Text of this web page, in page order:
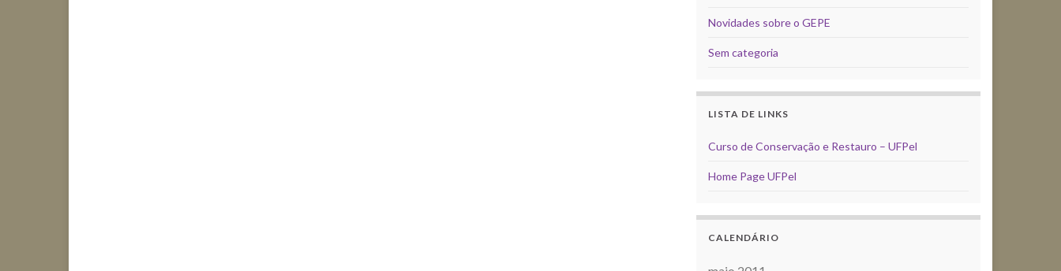
Novidades sobre o GEPE
Sem categoria
LISTA DE LINKS
Curso de Conservação e Restauro – UFPel
Home Page UFPel
CALENDÁRIO